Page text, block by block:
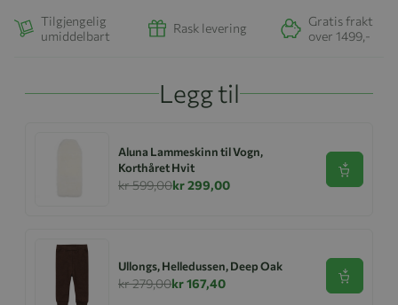
Tilgjengelig
umiddelbart
Rask levering
Gratis frakt
over 1499,-
Legg til
Aluna Lammeskinn til Vogn,
Korthåret Hvit
kr 599,00kr 299,00
Se
Ullongs, Helledussen, Deep Oak
kr 279,00kr 167,40 Se